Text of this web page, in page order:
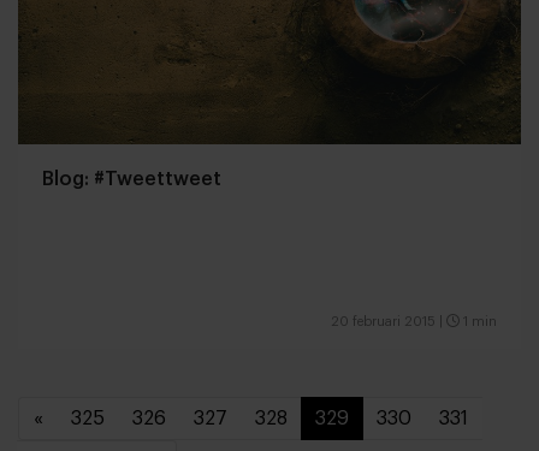
Blog: #Tweettweet
20 februari 2015 1 min
« 325 326 327 328 329 330 331